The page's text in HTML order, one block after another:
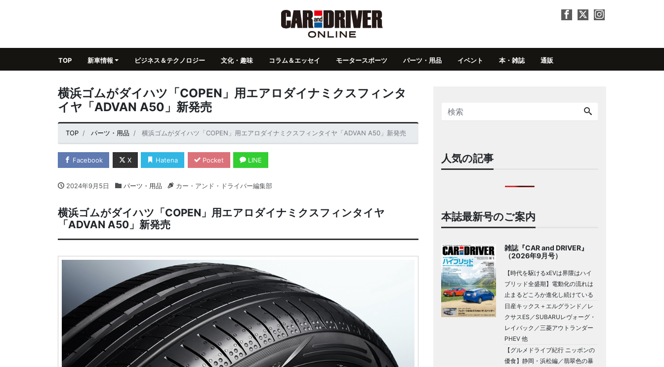
TOP 新車情報 ビジネス＆テクノロジー 文化・趣味 コラム＆エッセイ モータースポーツ パーツ・用品 イベント 本・雑誌 通販
横浜ゴムがダイハツ「COPEN」用エアロダイナミクスフィンタ
イヤ「ADVAN A50」新発売
TOP パーツ・用品 横浜ゴムがダイハツ「COPEN」用エアロダイナミクスフィンタイヤ「ADVAN A50」新発売
Facebook X Hatena Pocket LINE
2024年9月5日 パーツ・用品 カー・アンド・ドライバー編集部
横浜ゴムがダイハツ「COPEN」用エアロダイナミクスフィンタイヤ
「ADVAN A50」新発売
人気の記事
本誌最新号のご案内
雑誌『CAR and DRIVER』
（2026年9月号）
【時代を駆けるxEVは界隈はハイ
ブリッド全盛期】電動化の流れは
止まるどころか進化し続けている
日産キックス＋エルグランド／レ
クサスES／SUBARUレヴォーグ・
レイバック／三菱アウトランダー
PHEV 他
【グルメドライブ紀行 ニッポンの
優食】静岡・浜松編／翡翠色の暴